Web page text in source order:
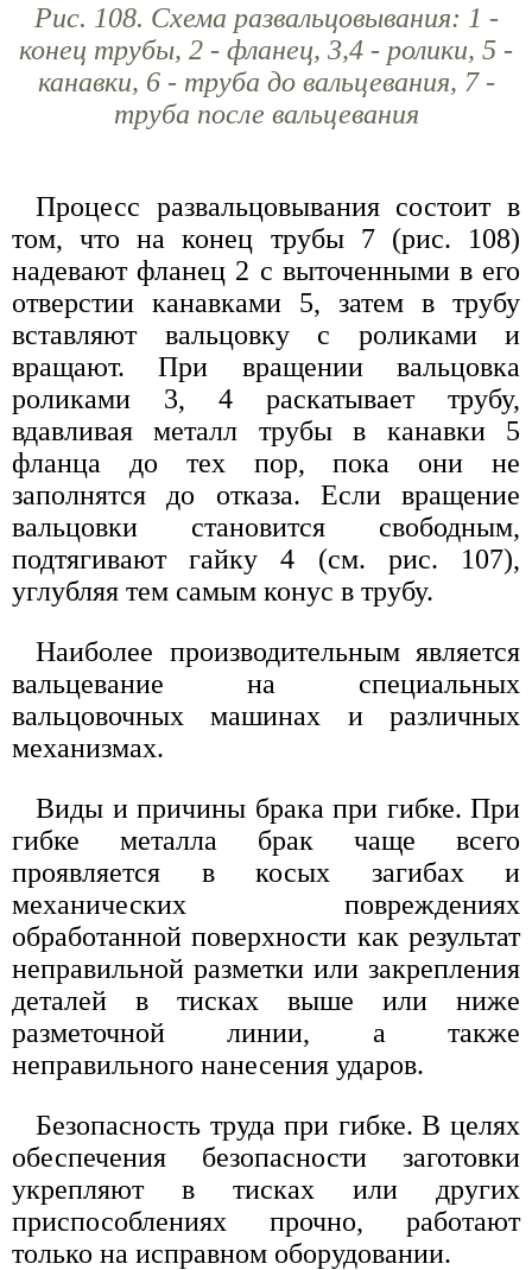
Рис. 108. Схема развальцовывания: 1 -
конец трубы, 2 - фланец, 3,4 - ролики, 5 -
канавки, 6 - труба до вальцевания, 7 -
труба после вальцевания
Процесс развальцовывания состоит в
том, что на конец трубы 7 (рис. 108)
надевают фланец 2 с выточенными в его
отверстии канавками 5, затем в трубу
вставляют вальцовку с роликами и
вращают. При вращении вальцовка
роликами 3, 4 раскатывает трубу,
вдавливая металл трубы в канавки 5
фланца до тех пор, пока они не
заполнятся до отказа. Если вращение
вальцовки становится свободным,
подтягивают гайку 4 (см. рис. 107),
углубляя тем самым конус в трубу.
Наиболее производительным является
вальцевание на специальных
вальцовочных машинах и различных
механизмах.
Виды и причины брака при гибке. При
гибке металла брак чаще всего
проявляется в косых загибах и
механических повреждениях
обработанной поверхности как результат
неправильной разметки или закрепления
деталей в тисках выше или ниже
разметочной линии, а также
неправильного нанесения ударов.
Безопасность труда при гибке. В целях
обеспечения безопасности заготовки
укрепляют в тисках или других
приспособлениях прочно, работают
только на исправном оборудовании.